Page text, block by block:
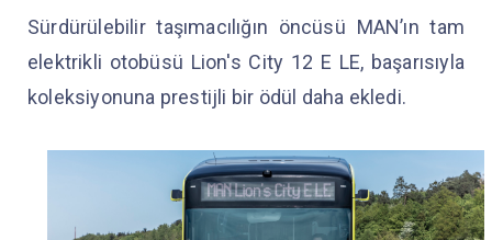
Sürdürülebilir taşımacılığın öncüsü MAN’ın tam
elektrikli otobüsü Lion's City 12 E LE, başarısıyla
koleksiyonuna prestijli bir ödül daha ekledi.